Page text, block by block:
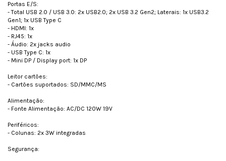
Portas E/S:
- Total USB 2.0 / USB 3.0: 2x USB2.0; 2x USB 3.2 Gen2; Laterais: 1x USB3.2
Gen1; 1x USB Type C
- HDMI: 1x
- RJ45: 1x
- Áudio: 2x jacks audio
- USB Type C: 1x
- Mini DP / Display port: 1x DP
Leitor cartões:
- Cartões suportados: SD/MMC/MS
Alimentação:
- Fonte Alimentação: AC/DC 120W 19V
Periféricos:
- Colunas: 2x 3W integradas
Segurança: